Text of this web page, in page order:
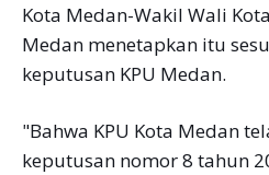
Kota Medan-Wakil Wali
Medan menetapkan itu
keputusan KPU Medan.
"Bahwa KPU Kota Medan
keputusan nomor 8 tahun